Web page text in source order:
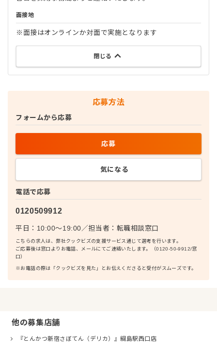
面接地
※面接はオンラインか対面で実施となります
閉じる
応募方法
電話で応募
0120509912
平日：10:00〜19:00／担当者： 転職相談窓口
こちらの求人は、弊社クックビズの支援サービス通じて選考を行います。
ご応募後は窓口よりお電話、メールにてご連絡いたします。（0120-50-9912/窓
口）
※お電話の際は「クックビズを見た」とお伝えくださると受付がスムーズです。
フォームから応募
応募
気になる
他の募集店舗
『とんかつ新宿さぼてん（デリカ）』綱島駅西口店